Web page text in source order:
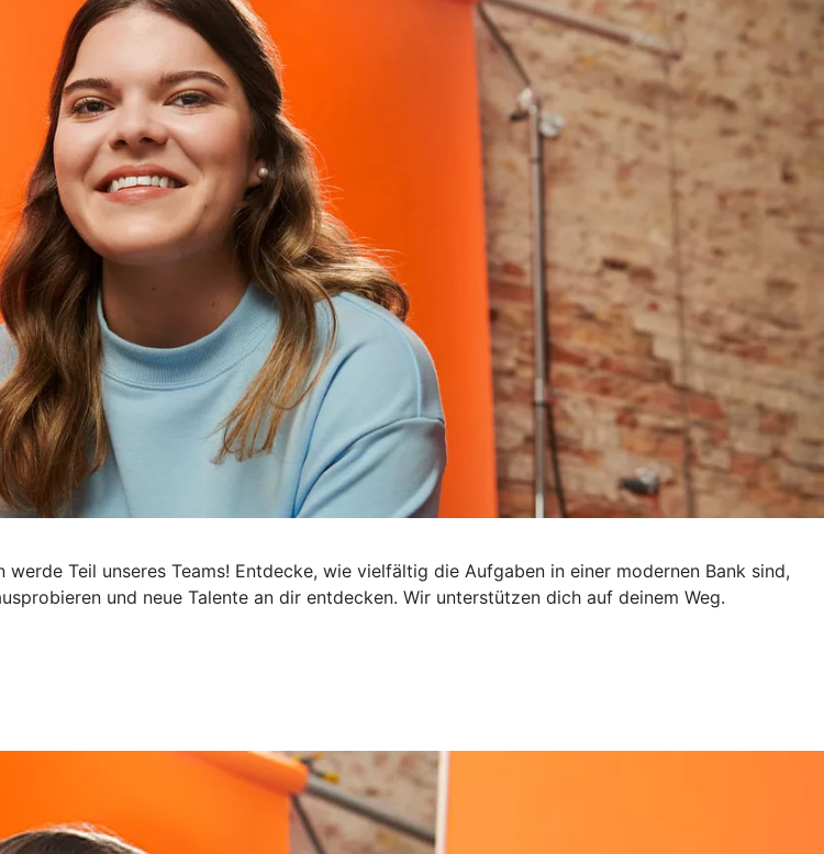
Teil unseres Teams! Entdecke, wie vielfältig die Aufgaben in einer modernen Bank sind,
und neue Talente an dir entdecken. Wir unterstützen dich auf deinem Weg.